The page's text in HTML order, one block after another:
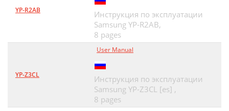
YP-R2AB
Инструкция по эксплуатации
Samsung YP-R2AB,
8 pages
YP-Z3CL
User Manual
Инструкция по эксплуатации
Samsung YP-Z3CL [es] ,
8 pages